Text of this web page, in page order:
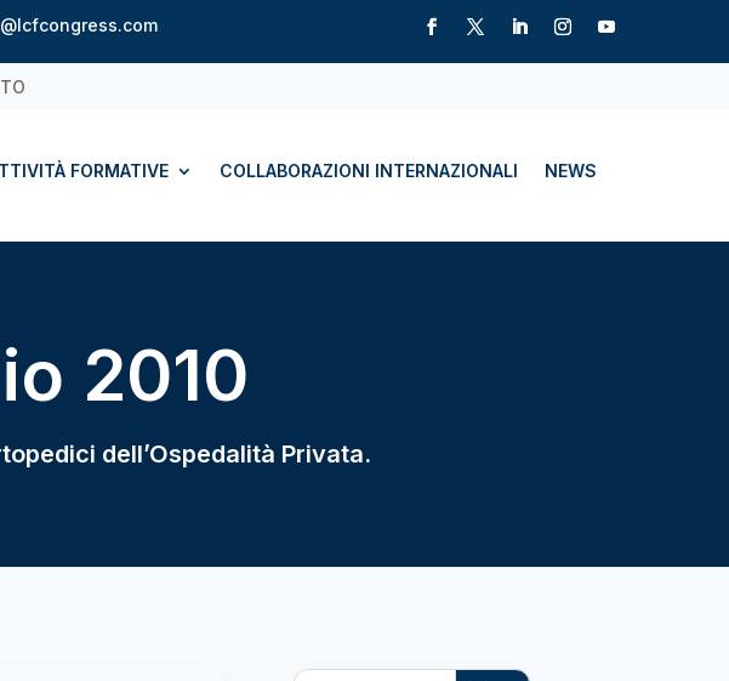
FORMATIVE COLLABORAZIONI INTERNAZIONALI NEWS
2010
dell’Ospedalità Privata.